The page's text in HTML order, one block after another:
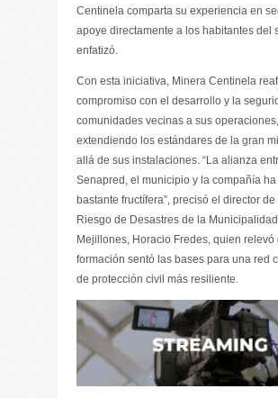
Centinela comparta su experiencia en
apoye directamente a los habitantes del
enfatizó.
Con esta iniciativa, Minera Centinela
compromiso con el desarrollo y la
comunidades vecinas a sus operaciones,
extendiendo los estándares de la gran
allá de sus instalaciones. “La alianza
Senapred, el municipio y la compañía
bastante fructífera”, precisó el director de
Riesgo de Desastres de la
Mejillones, Horacio Fredes, quien relevó
formación sentó las bases para una red
de protección civil más resiliente.